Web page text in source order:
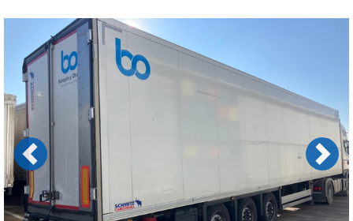
Previous Next